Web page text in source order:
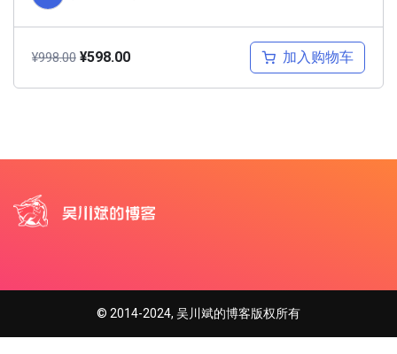
¥998.00 ¥598.00 加入购物车
© 2014-2024, 吴川斌的博客版权所有